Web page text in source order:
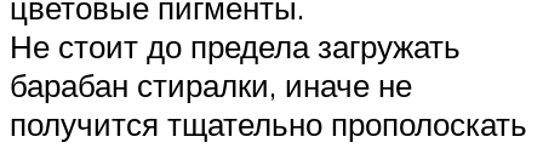
Не стоит до предела загружать
барабан стиралки, иначе не
получится тщательно прополоскать